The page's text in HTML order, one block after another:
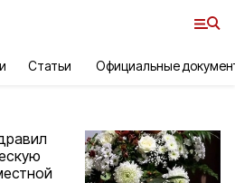
Статьи Официальные